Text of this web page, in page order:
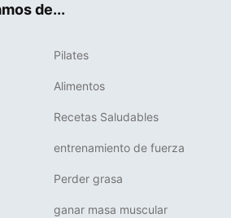
de...
Pilates
Alimentos
Recetas Saludables
entrenamiento de fuerza
Perder grasa
ganar masa muscular